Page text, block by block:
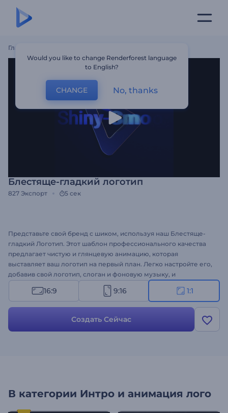
Главная
Блестяще-гладкий логотип
827 Экспорт 5 сек
Представьте свой бренд с шиком, используя наш Блестяще-
гладкий Логотип. Этот шаблон профессионального качества
предлагает чистую и глянцевую анимацию, которая
выставляет ваш логотип на первый план. Легко настройте его,
добавив свой логотип, слоган и фоновую музыку, и
наблюдайте, как плавные переходы оживляют ваш логотип.
Идеально подходит для маркетинговых кампаний,
другого. Создавайте прямо сейчас и сделайте свой бренд
16:9 9:16 1:1
Создать Сейчас
В категории Интро и анимация лого
Would you like to change Renderforest language
to English?
CHANGE No, thanks